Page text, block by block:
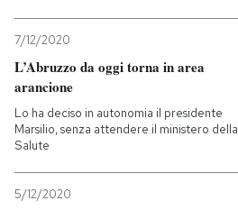
7/12/2020
L’Abruzzo da oggi torna in area
arancione
Lo ha deciso in autonomia il presidente
Marsilio, senza attendere il ministero della
Salute
5/12/2020